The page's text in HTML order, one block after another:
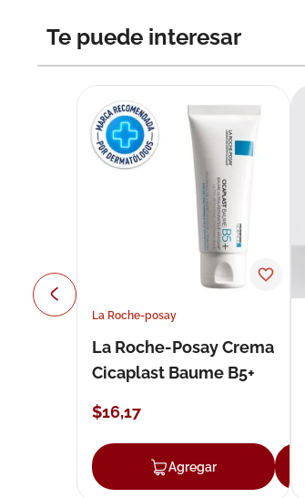
Te puede interesar
La Roche-posay
La Roche-Posay Crema
Cicaplast Baume B5+
$16,17
Agregar